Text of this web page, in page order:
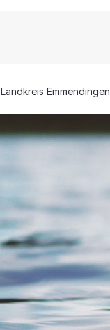
Landkreis Emmendingen